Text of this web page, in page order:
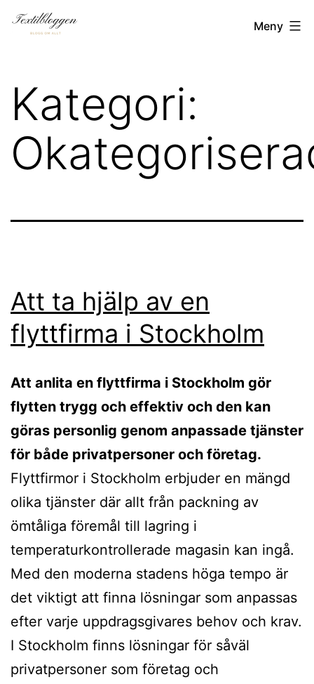
Hoppa
Textilbloggen.se Meny
Kategori:
Att ta hjälp av en
flyttfirma i Stockholm
Att anlita en flyttfirma i Stockholm gör
flytten trygg och effektiv och den kan
göras personlig genom anpassade tjänster
för både privatpersoner och företag.
Flyttfirmor i Stockholm erbjuder en mängd
olika tjänster där allt från packning av
ömtåliga föremål till lagring i
temperaturkontrollerade magasin kan ingå.
Med den moderna stadens höga tempo är
det viktigt att finna lösningar som anpassas
efter varje uppdragsgivares behov och krav.
I Stockholm finns lösningar för såväl
privatpersoner som företag och